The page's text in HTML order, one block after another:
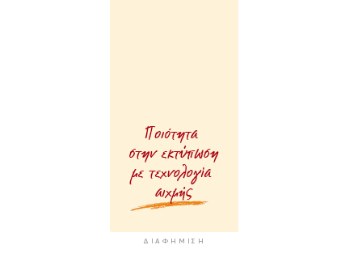
ΔΙΑΦΉΜΙΣΗ